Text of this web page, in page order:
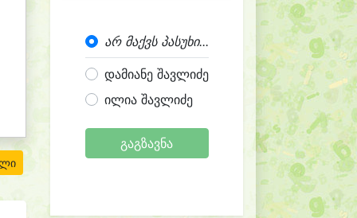
არ მაქვს პასუხი...
დამიანე შავლიძე
ილია შავლიძე
გაგზავნა